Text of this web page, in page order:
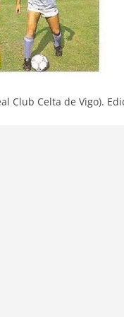
Club Celta de Vigo).